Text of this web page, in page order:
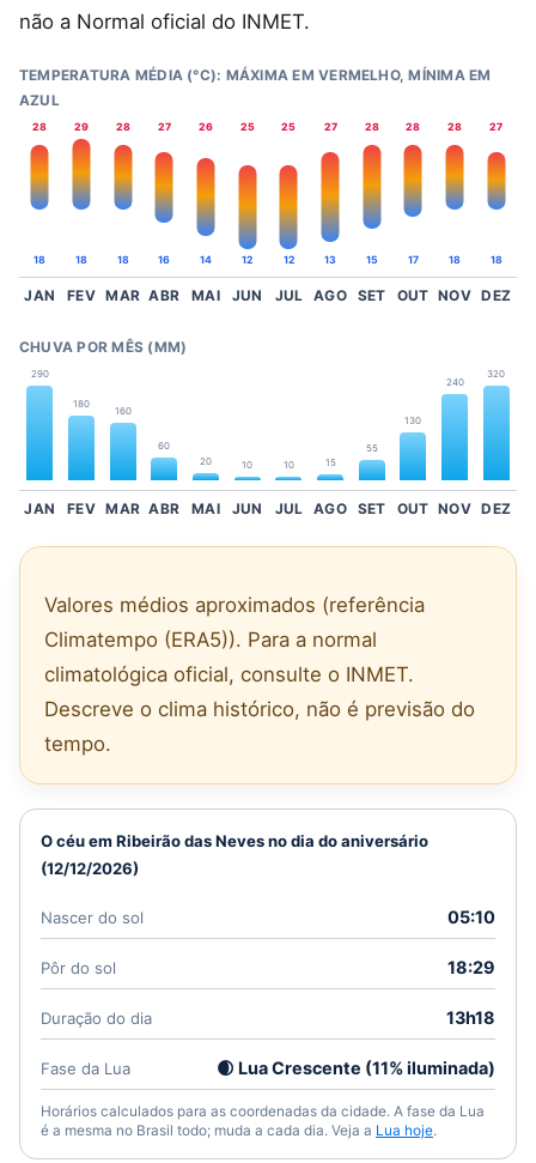
não a Normal oficial do INMET.
TEMPERATURA MÉDIA (°C): MÁXIMA EM VERMELHO, MÍNIMA EM
AZUL
28
18
29
18
28
18
27
16
26
14
25
12
25
12
27
13
28
15
28
17
28
18
27
18
JAN FEV MAR ABR MAI JUN JUL AGO SET OUT NOV DEZ
CHUVA POR MÊS (MM)
290
180
160
60
20
10 10 15
55
130
240
320
JAN FEV MAR ABR MAI JUN JUL AGO SET OUT NOV DEZ
Valores médios aproximados (referência
Climatempo (ERA5)). Para a normal
climatológica oficial, consulte o INMET.
Descreve o clima histórico, não é previsão do
tempo.
O céu em Ribeirão das Neves no dia do aniversário
(12/12/2026)
Nascer do sol 05:10
Pôr do sol 18:29
Duração do dia 13h18
Fase da Lua 🌒 Lua Crescente (11% iluminada)
Horários calculados para as coordenadas da cidade. A fase da Lua
é a mesma no Brasil todo; muda a cada dia. Veja a Lua hoje.